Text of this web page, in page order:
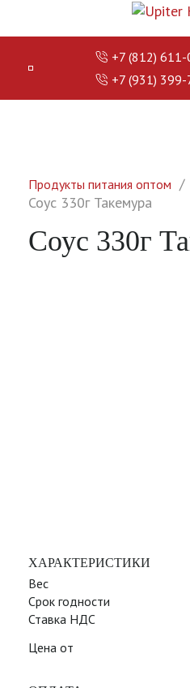
+7 (812)
+7 (931)
Продукты питания оптом
Соус 330г Такемура
Соус 330г
ХАРАКТЕРИСТИКИ
Вес
Срок годности
Ставка НДС
Цена от